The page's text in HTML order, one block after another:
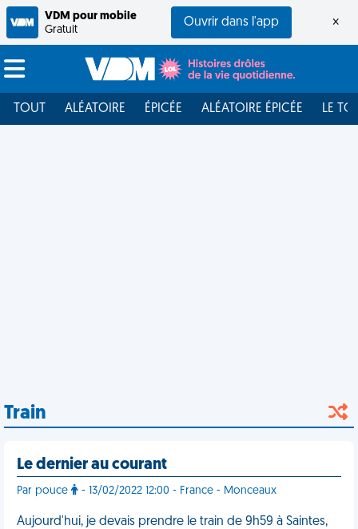
VDM pour mobile
Gratuit
Ouvrir dans l'app ×
TOUT ALÉATOIRE ÉPICÉE ALÉATOIRE ÉPICÉE LE
Train
Le dernier au courant
Par pouce - 13/02/2022 12:00 - France - Monceaux
Aujourd'hui, je devais prendre le train de 9h59 à Saintes,